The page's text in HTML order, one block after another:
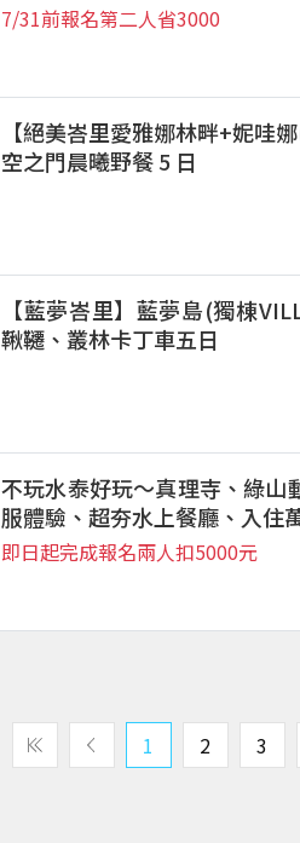
7/31前報名第二人省3000
【絕美峇里愛雅娜林畔+妮哇
空之門晨曦野餐 5 日
【藍夢峇里】藍夢島(獨棟
鞦韆、叢林卡丁車五日
不玩水泰好玩～真理寺、綠山
服體驗、超夯水上餐廳、入住
即日起完成報名兩人扣5000元
1 2 3